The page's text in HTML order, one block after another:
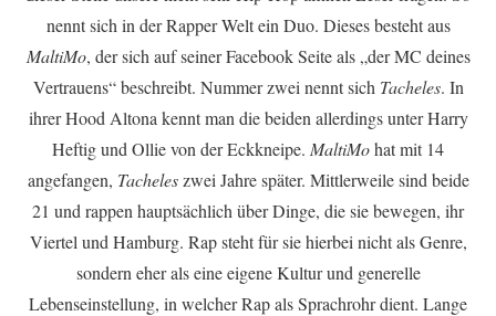
nennt sich in der Rapper Welt ein Duo. Dieses besteht aus
MaltiMo, der sich auf seiner Facebook Seite als „der MC deines
Vertrauens“ beschreibt. Nummer zwei nennt sich Tacheles. In
ihrer Hood Altona kennt man die beiden allerdings unter Harry
Heftig und Ollie von der Eckkneipe. MaltiMohat mit 14
angefangen, Tacheleszwei Jahre später. Mittlerweile sind beide
21 und rappen hauptsächlich über Dinge, die sie bewegen, ihr
Viertel und Hamburg. Rap steht für sie hierbei nicht als Genre,
sondern eher als eine eigene Kultur und generelle
Lebenseinstellung, in welcher Rap als Sprachrohr dient. Lange